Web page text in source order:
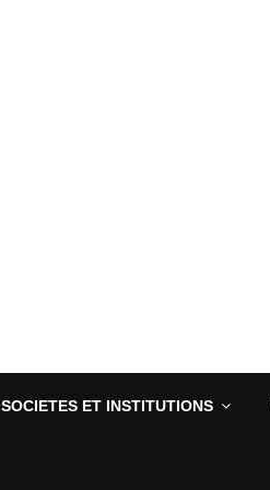
SOCIETES ET INSTITUTIONS